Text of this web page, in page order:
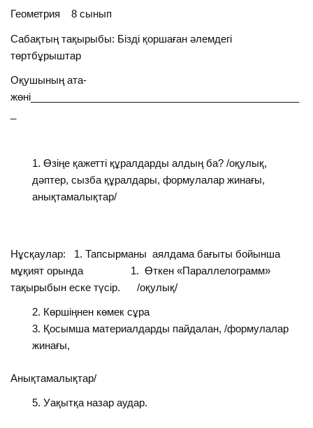
Геометрия 8 сынып
Сабақтың тақырыбы: Бізді қоршаған әлемдегі
төртбұрыштар
Оқушының ата-
жөні________________________________________________
Өзіңе қажетті құралдарды алдың ба? /оқулық,
дәптер, сызба құралдары, формулалар жинағы,
анықтамалықтар/
Нұсқаулар: 1. Тапсырманы аялдама бағыты бойынша
мұқият орында 1. Өткен «Параллелограмм»
тақырыбын еске түсір. /оқулық/
Көршіңнен көмек сұра
Қосымша материалдарды пайдалан, /формулалар
жинағы,
Анықтамалықтар/
Уақытқа назар аудар.